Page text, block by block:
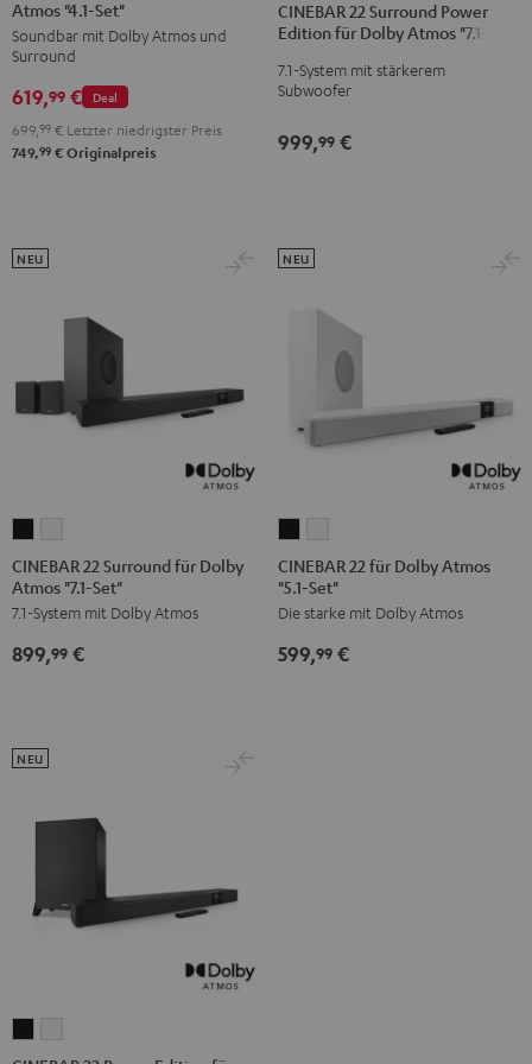
Surround
für
Dolby
Atmos
"4.1-
Set"
Surround
für
Dolby
Atmos
"4.1-
Set"
Atmos "4.1-Set"
Soundbar mit Dolby Atmos und
Surround
Deal
619,99 €
699, 99 € Letzter niedrigster Preis
749,99 € Originalpreis
Surround
Edition
Dolby
Schwarz
Surround
Edition
Dolby
CINEBAR 22 Surround Power
Edition für Dolby Atmos "7.1-Set"
7.1-System mit stärkerem
Subwoofer
999,99 €
22
Surround
für
Dolby
Schwarz
22
Surround
für
Dolby
CINEBAR 22 Surround für Dolby
Atmos "7.1-Set"
7.1-System mit Dolby Atmos
NEU
899,99 €
22
für
Dolby
Atmos
22
für
Dolby
Atmos
CINEBAR 22 für Dolby Atmos
"5.1-Set"
Die starke mit Dolby Atmos
NEU
599,99 €
22
22
NEU